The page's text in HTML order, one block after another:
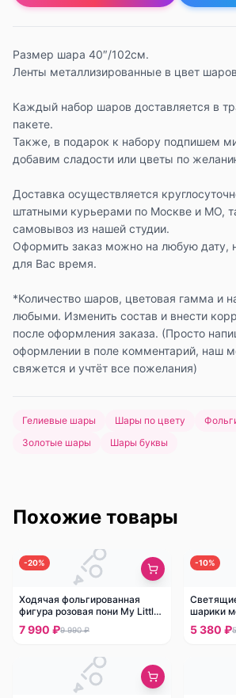
Размер шара 40″/102см.
Ленты металлизированные в цвет шаров
Каждый набор шаров доставляется в
пакете.
Также, в подарок к набору подпишем
добавим сладости или цветы по
Доставка осуществляется
штатными курьерами по Москве и МО,
самовывоз из нашей студии.
Оформить заказ можно на любую дату,
для Вас время.
*Количество шаров, цветовая гамма и
любыми. Изменить состав и внести
после оформления заказа. (Просто
оформлении в поле комментарий, наш
свяжется и учтёт все пожелания)
Гелиевые шары Шары по цвету
Золотые шары
Шары буквы
Похожие товары
-20%
Ходячая фольгированная
фигура розовая пони My Little
Pony
7 990 ₽9 990 ₽
-10%
шарики
5 380 ₽